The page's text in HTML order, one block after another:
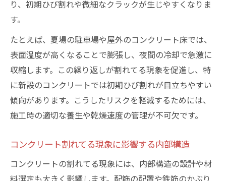
り、初期ひび割れや微細なクラックが生じやすくなりま
す。
たとえば、夏場の駐車場や屋外のコンクリート床では、
表面温度が高くなることで膨張し、夜間の冷却で急激に
収縮します。この繰り返しが割れてる現象を促進し、特
に新設のコンクリートでは初期ひび割れが目立ちやすい
傾向があります。こうしたリスクを軽減するためには、
施工時の適切な養生や乾燥速度の管理が不可欠です。
コンクリート割れてる現象に影響する内部構造
コンクリートの割れてる現象には、内部構造の設計や材
料選定も大きく影響します。配筋の配置や鉄筋のかぶり